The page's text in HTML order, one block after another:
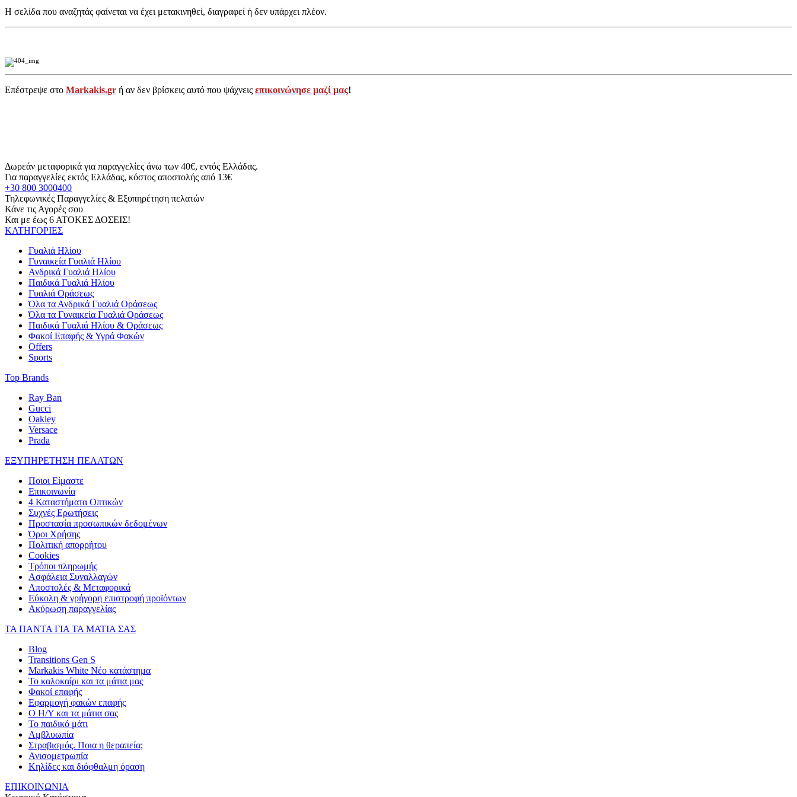
Η σελίδα που αναζητάς φαίνεται να έχει μετακινηθεί, διαγραφεί ή δεν υπάρχει πλέον.
Επέστρεψε στο Markakis.gr ή αν δεν βρίσκεις αυτό που ψάχνεις επικοινώνησε μαζί μας!
Δωρεάν μεταφορικά για παραγγελίες άνω των 40€, εντός Ελλάδας.
Για παραγγελίες εκτός Ελλάδας, κόστος αποστολής από 13€
+30 800 3000400
Τηλεφωνικές Παραγγελίες & Εξυπηρέτηση πελατών
Κάνε τις Αγορές σου
Και με έως 6 ΑΤΟΚΕΣ ΔΟΣΕΙΣ!
ΚΑΤΗΓΟΡΙΕΣ
Γυαλιά Ηλίου
Γυναικεία Γυαλιά Ηλίου
Ανδρικά Γυαλιά Ηλίου
Παιδικά Γυαλιά Ηλίου
Γυαλιά Οράσεως
Όλα τα Ανδρικά Γυαλιά Οράσεως
Όλα τα Γυναικεία Γυαλιά Οράσεως
Παιδικά Γυαλιά Ηλίου & Οράσεως
Φακοί Επαφής & Υγρά Φακών
Offers
Sports
Top Brands
Ray Ban
Gucci
Oakley
Versace
Prada
ΕΞΥΠΗΡΕΤΗΣΗ ΠΕΛΑΤΩΝ
Ποιοι Είμαστε
Επικοινωνία
4 Καταστήματα Οπτικών
Συχνές Ερωτήσεις
Προστασία προσωπικών δεδομένων
Όροι Χρήσης
Πολιτική απορρήτου
Cookies
Τρόποι πληρωμής
Ασφάλεια Συναλλαγών
Αποστολές & Μεταφορικά
Εύκολη & γρήγορη επιστροφή προϊόντων
Ακύρωση παραγγελίας
ΤΑ ΠΑΝΤΑ ΓΙΑ ΤΑ ΜΑΤΙΑ ΣΑΣ
Blog
Transitions Gen S
Markakis White Νέο κατάστημα
Το καλοκαίρι και τα μάτια μας
Φακοί επαφής
Εφαρμογή φακών επαφής
Ο Η/Υ και τα μάτια σας
Το παιδικό μάτι
Αμβλυωπία
Στραβισμός. Ποια η θεραπεία;
Ανισομετρωπία
Κηλίδες και διόφθαλμη όραση
ΕΠΙΚΟΙΝΩΝΙΑ